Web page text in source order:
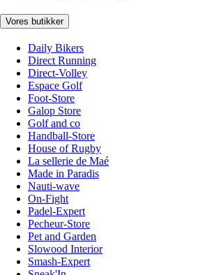
Vores butikker
Daily Bikers
Direct Running
Direct-Volley
Espace Golf
Foot-Store
Galop Store
Golf and co
Handball-Store
House of Rugby
La sellerie de Maé
Made in Paradis
Nauti-wave
On-Fight
Padel-Expert
Pecheur-Store
Pet and Garden
Slowood Interior
Smash-Expert